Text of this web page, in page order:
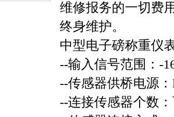
维修报务的一切费
终身维护。
中型电子磅称重仪
--输入信号范围：-
--传感器供桥电源
--连接传感器个数